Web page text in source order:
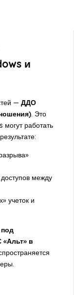
и
— ДДО
. Это
могут работать
между
учеток и
в